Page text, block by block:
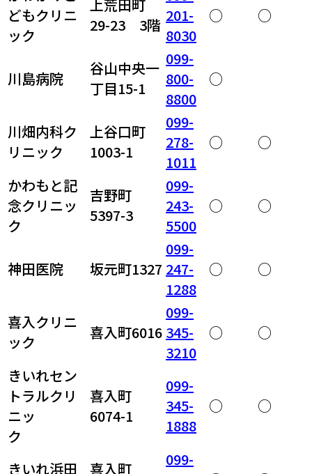
どもクリニ
ック
上荒田町
29-23 3階 201-
8030
○ ○
川島病院
谷山中央一
丁目15-1
099-
800-
8800
○
川畑内科ク
リニック
上谷口町
1003-1
099-
278-
1011
○ ○
かわもと記
念クリニッ
ク
吉野町
5397-3
099-
243-
5500
○ ○
神田医院 坂元町1327
099-
247-
1288
○ ○
喜入クリニ
ック
喜入町6016
099-
345-
3210
○ ○
きいれセン
トラルクリ
ニッ
ク
喜入町
6074-1
099-
345-
1888
○ ○
きいれ浜田
喜入町
099-